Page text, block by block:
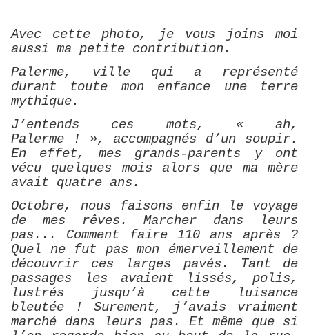
Avec cette photo, je vous joins moi
aussi ma petite contribution.
Palerme, ville qui a représenté
durant toute mon enfance une terre
mythique.
J’entends ces mots, « ah,
Palerme ! », accompagnés d’un soupir.
En effet, mes grands-parents y ont
vécu quelques mois alors que ma mère
avait quatre ans.
Octobre, nous faisons enfin le voyage
de mes rêves. Marcher dans leurs
pas... Comment faire 110 ans après ?
Quel ne fut pas mon émerveillement de
découvrir ces larges pavés. Tant de
passages les avaient lissés, polis,
lustrés jusqu’à cette luisance
bleutée ! Surement, j’avais vraiment
marché dans leurs pas. Et même que si